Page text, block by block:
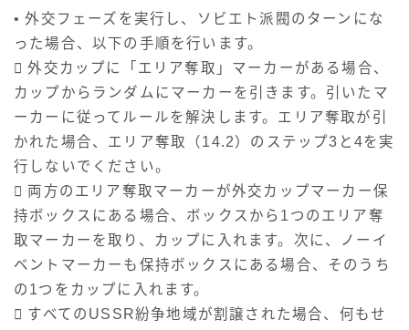
• 外交フェーズを実行し、ソビエト派閥のターンにな
った場合、以下の手順を行います。
 外交カップに「エリア奪取」マーカーがある場合、
カップからランダムにマーカーを引きます。引いたマ
ーカーに従ってルールを解決します。エリア奪取が引
かれた場合、エリア奪取（14.2）のステップ3と4を実
行しないでください。
 両方のエリア奪取マーカーが外交カップマーカー保
持ボックスにある場合、ボックスから1つのエリア奪
取マーカーを取り、カップに入れます。次に、ノーイ
ベントマーカーも保持ボックスにある場合、そのうち
の1つをカップに入れます。
 すべてのUSSR紛争地域が割譲された場合、何もせ